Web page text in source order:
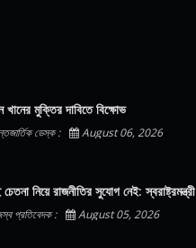
খানের মুক্তির দাবিতে বিক্ষোভ
ডেস্ক : August 06, 2026
নিয়ে রাজনীতির সুযোগ নেই: স্বরাষ্ট্রমন্ত্রী
প্রতিবেদক : August 05, 2026